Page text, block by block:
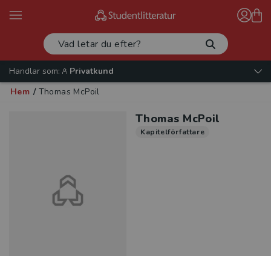
Handlar som:
Privatkund
Hem / Thomas McPoil
Thomas McPoil
Kapitelförfattare